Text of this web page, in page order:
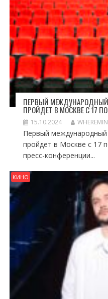
ПЕРВЫЙ МЕЖДУНАРОДНЫЙ
ПРОЙДЕТ В МОСКВЕ С 17
15.10.2024
Первый международный
пройдет в Москве с 17
пресс-конференции...
КИНО